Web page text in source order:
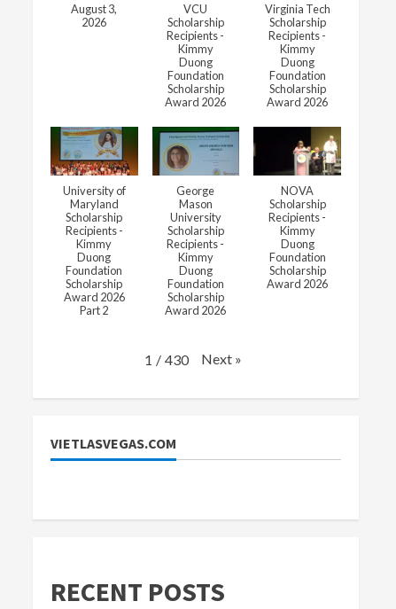
August 3,
2026
VCU
Scholarship
Recipients -
Kimmy
Duong
Foundation
Scholarship
Award 2026
Virginia Tech
Scholarship
Recipients -
Kimmy
Duong
Foundation
Scholarship
Award 2026
University of
Maryland
Scholarship
Recipients -
Kimmy
Duong
Foundation
Scholarship
Award 2026
Part 2
George
Mason
University
Scholarship
Recipients -
Kimmy
Duong
Foundation
Scholarship
Award 2026
NOVA
Scholarship
Recipients -
Kimmy
Duong
Foundation
Scholarship
Award 2026
1 / 430 Next »
VIETLASVEGAS.COM
RECENT POSTS